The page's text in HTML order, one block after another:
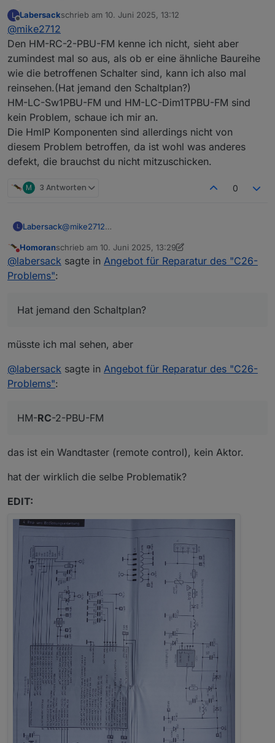
4 Stück - HM-LC-Sw1PBU-FM
1 Stück - HM-RC-2-PBU-FM
1 Stück - HM-LC-Dim1TPBU-FM
und noch sogar ein IP mit dem selben Fehler
1 Stück - HmIP-BDT
L
Offline
Labersackschrieb am 10. Juni 2025, 13:12
zuletzt editiert von
@mike2712
Den HM-RC-2-PBU-FM kenne ich nicht, sieht aber
zumindest mal so aus, als ob er eine ähnliche Baureihe
wie die betroffenen Schalter sind, kann ich also mal
reinsehen.(Hat jemand den Schaltplan?)
HM-LC-Sw1PBU-FM und HM-LC-Dim1TPBU-FM sind
kein Problem, schaue ich mir an.
Die HmIP Komponenten sind allerdings nicht von
diesem Problem betroffen, da ist wohl was anderes
defekt, die brauchst du nicht mitzuschicken.
M 3 Antworten 0
L Labersack@mike2712
zumindest mal so aus, als ob er eine ähnliche
Baureihe wie die betroffenen Schalter sind, kann
Die HmIP Komponenten sind allerdings nicht von
Nicht stören
Homoranschrieb am 10. Juni 2025, 13:29
zuletzt editiert von Homoran6. Okt. 2025, 15:38
@labersack sagte in Angebot für Reparatur des "C26-
Problems":
Hat jemand den Schaltplan?
müsste ich mal sehen, aber
@labersack sagte in Angebot für Reparatur des "C26-
Problems":
HM-RC-2-PBU-FM
das ist ein Wandtaster (remote control), kein Aktor.
hat der wirklich die selbe Problematik?
EDIT: